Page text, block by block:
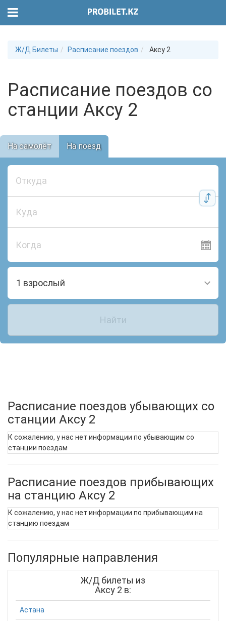
Ж/Д Билеты Расписание поездов Аксу 2
Расписание поездов со
станции Аксу 2
На самолёт На поезд
Когда
1 взрослый
Найти
Расписание поездов убывающих со
станции Аксу 2
К сожалению, у нас нет информации по убывающим со
станции поездам
Расписание поездов прибывающих
на станцию Аксу 2
К сожалению, у нас нет информации по прибывающим на
станцию поездам
Популярные направления
Ж/Д билеты из
Аксу 2 в:
Астана